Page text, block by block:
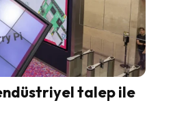
talep ile